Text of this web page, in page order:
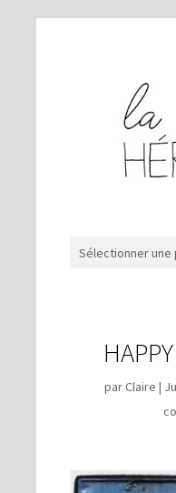
Sélectionner une
parClaire |